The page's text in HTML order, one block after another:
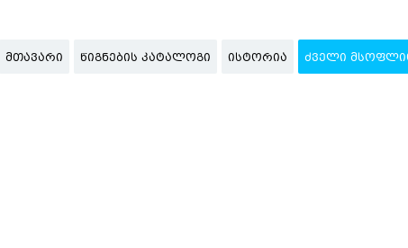
ᲛᲗᲐᲕᲐᲠᲘ ᲬᲘᲒᲜᲔᲑᲘᲡ ᲙᲐᲢᲐᲚᲝᲒᲘ ᲘᲡᲢᲝᲠᲘᲐ ᲫᲕᲔᲚᲘ